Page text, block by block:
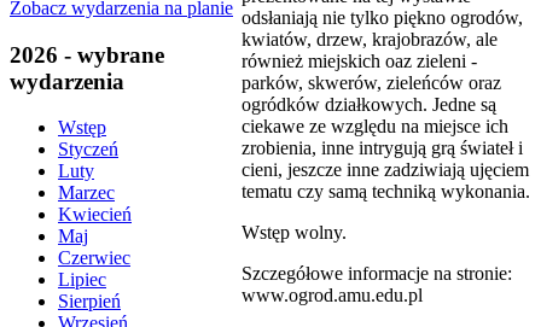
Zobacz wydarzenia na planie
2026 - wybrane
wydarzenia
Wstęp
Styczeń
Luty
Marzec
Kwiecień
Maj
Czerwiec
Lipiec
Sierpień
odsłaniają nie tylko piękno ogrodów,
kwiatów, drzew, krajobrazów, ale
również miejskich oaz zieleni -
parków, skwerów, zieleńców oraz
ogródków działkowych. Jedne są
ciekawe ze względu na miejsce ich
zrobienia, inne intrygują grą świateł i
cieni, jeszcze inne zadziwiają ujęciem
tematu czy samą techniką wykonania.
Wstęp wolny.
Szczegółowe informacje na stronie:
www.ogrod.amu.edu.pl